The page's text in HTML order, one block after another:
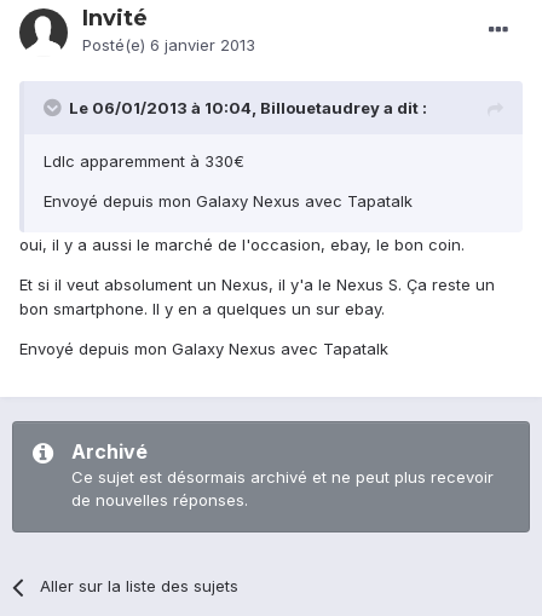
Invité
Posté(e) 6 janvier 2013
Le 06/01/2013 à 10:04, Billouetaudrey a dit :
Ldlc apparemment à 330€
Envoyé depuis mon Galaxy Nexus avec Tapatalk
oui, il y a aussi le marché de l'occasion, ebay, le bon coin.
Et si il veut absolument un Nexus, il y'a le Nexus S. Ça reste un
bon smartphone. Il y en a quelques un sur ebay.
Envoyé depuis mon Galaxy Nexus avec Tapatalk
Archivé
Ce sujet est désormais archivé et ne peut plus recevoir
de nouvelles réponses.
Aller sur la liste des sujets